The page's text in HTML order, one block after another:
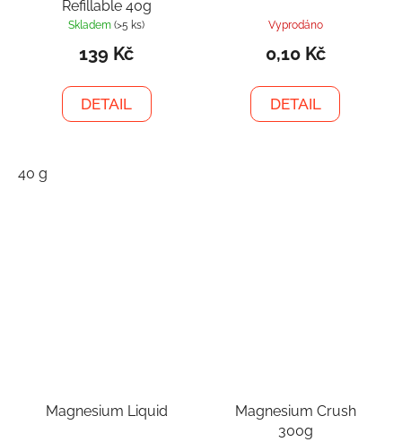
Refillable 40g
Skladem(>5 ks)
139 Kč
DETAIL
40 g
Vyprodáno
0,10 Kč
DETAIL
Magnesium Liquid
Magnesium Crush
300g